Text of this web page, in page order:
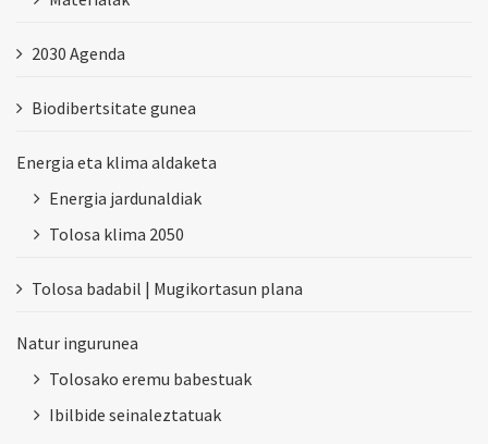
2030 Agenda
Biodibertsitate gunea
Energia eta klima aldaketa
Energia jardunaldiak
Tolosa klima 2050
Tolosa badabil | Mugikortasun plana
Natur ingurunea
Tolosako eremu babestuak
Ibilbide seinaleztatuak